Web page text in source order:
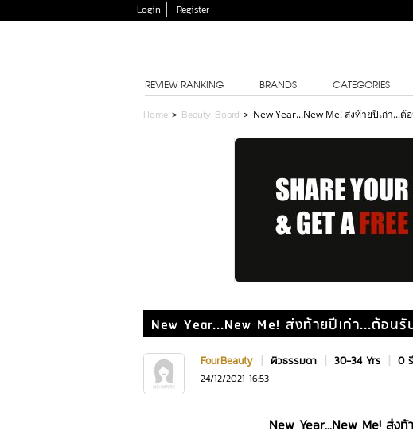
Login Register
REVIEW RANKING BRANDS CATEGORIES
Home > Beauty Board > New Year...New Me! ส่งท้ายปีเก่า...
New Year...New Me! ส่งท้ายปีเก่า...ต้อน
FourBeauty | ผิวธรรมดา | 30-34 Yrs | 0
24/12/2021 16:53
New Year...New Me! ส่งท้